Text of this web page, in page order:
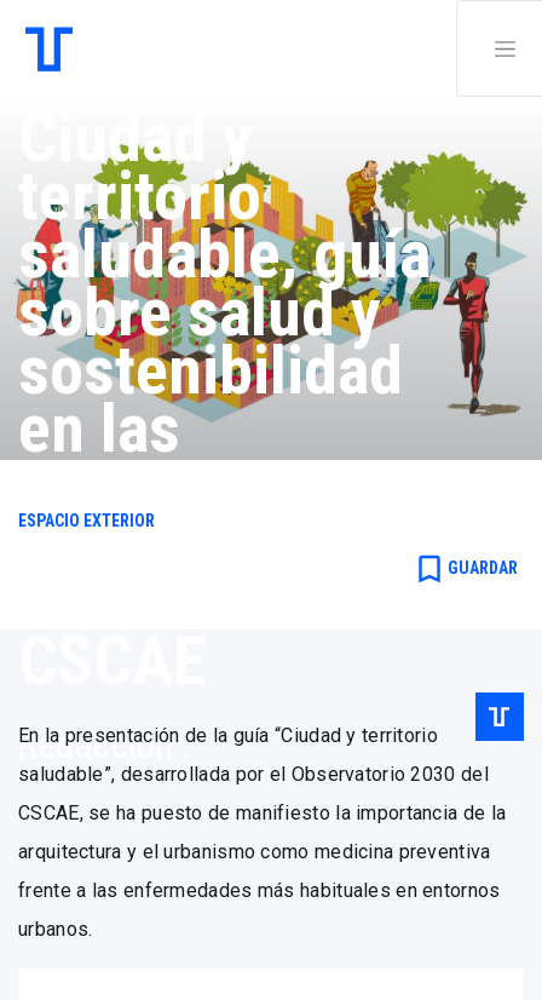
Ciudad y
territorio
saludable, guía
sobre salud y
sostenibilidad
en las
ciudades del
Observatorio
Redacción .
ESPACIO EXTERIOR
bookmark_border GUARDAR
En la presentación de la guía “Ciudad y territorio
saludable”, desarrollada por el Observatorio 2030 del
CSCAE, se ha puesto de manifiesto la importancia de la
arquitectura y el urbanismo como medicina preventiva
frente a las enfermedades más habituales en entornos
urbanos.